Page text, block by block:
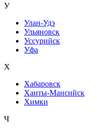
У
Улан-Удэ
Ульяновск
Уссурийск
Уфа
Х
Хабаровск
Ханты-Мансийск
Химки
Ч